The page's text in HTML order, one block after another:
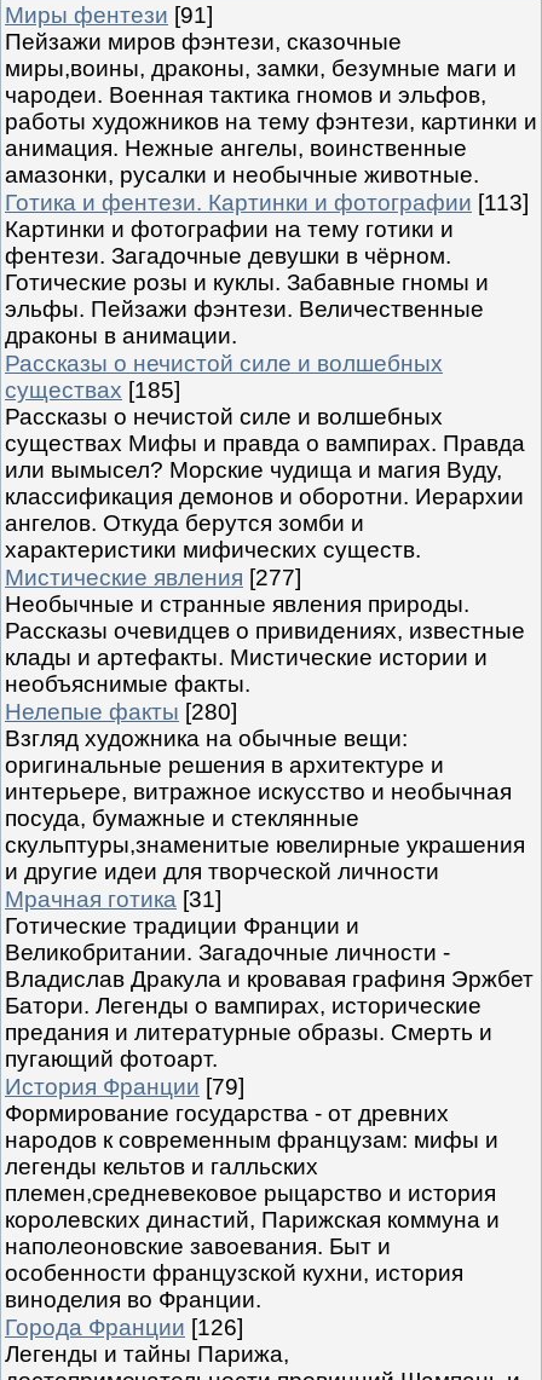
Миры фентези [91]
Пейзажи миров фэнтези, сказочные
миры,воины, драконы, замки, безумные маги и
чародеи. Военная тактика гномов и эльфов,
работы художников на тему фэнтези, картинки и
анимация. Нежные ангелы, воинственные
амазонки, русалки и необычные животные.
Готика и фентези. Картинки и фотографии [113]
Картинки и фотографии на тему готики и
фентези. Загадочные девушки в чёрном.
Готические розы и куклы. Забавные гномы и
эльфы. Пейзажи фэнтези. Величественные
драконы в анимации.
Рассказы о нечистой силе и волшебных
существах [185]
Рассказы о нечистой силе и волшебных
существах Мифы и правда о вампирах. Правда
или вымысел? Морские чудища и магия Вуду,
классификация демонов и оборотни. Иерархии
ангелов. Откуда берутся зомби и
характеристики мифических существ.
Мистические явления [277]
Необычные и странные явления природы.
Рассказы очевидцев о привидениях, известные
клады и артефакты. Мистические истории и
необъяснимые факты.
Нелепые факты [280]
Взгляд художника на обычные вещи:
оригинальные решения в архитектуре и
интерьере, витражное искусство и необычная
посуда, бумажные и стеклянные
скульптуры,знаменитые ювелирные украшения
и другие идеи для творческой личности
Мрачная готика [31]
Готические традиции Франции и
Великобритании. Загадочные личности -
Владислав Дракула и кровавая графиня Эржбет
Батори. Легенды о вампирах, исторические
предания и литературные образы. Смерть и
пугающий фотоарт.
История Франции [79]
Формирование государства - от древних
народов к современным французам: мифы и
легенды кельтов и галльских
племен,средневековое рыцарство и история
королевских династий, Парижская коммуна и
наполеоновские завоевания. Быт и
особенности французской кухни, история
виноделия во Франции.
Города Франции [126]
Легенды и тайны Парижа,